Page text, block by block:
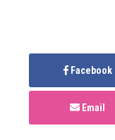
Facebook
Email